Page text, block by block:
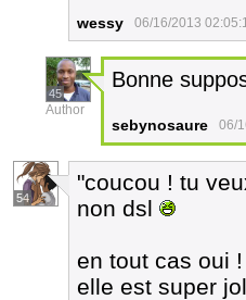
wessy 06/16/2013
45
Author
Bonne
sebynosaure 06/
54
"coucou ! tu
non dsl
en tout cas oui !
elle est super